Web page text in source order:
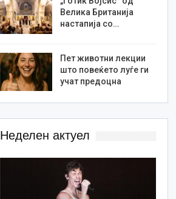
Велика Британија
настапија со…
Пет животни лекции
што повеќето луѓе ги
учат предоцна
Неделен актуел